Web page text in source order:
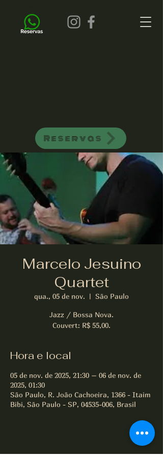
Reservas
Marcelo Jesuino
Quartet
qua., 05 de nov.
  |
São Paulo
Jazz / Bossa Nova.
Couvert: R$ 55,00.
Hora e local
05 de nov. de 2025, 21:30 – 06 de nov. de
2025, 01:30
São Paulo, R. João Cachoeira, 1366 - Itaim
Bibi, São Paulo - SP, 04535-006, Brasil